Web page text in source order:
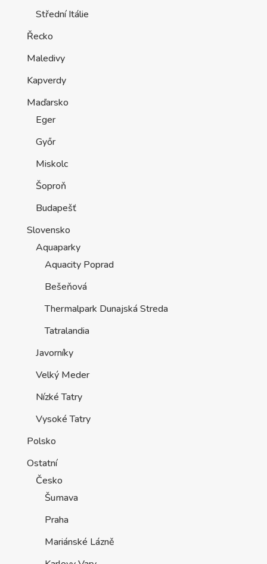
Střední Itálie
Řecko
Maledivy
Kapverdy
Maďarsko
Eger
Győr
Miskolc
Šoproň
Budapešť
Slovensko
Aquaparky
Aquacity Poprad
Bešeňová
Thermalpark Dunajská Streda
Tatralandia
Javorníky
Velký Meder
Nízké Tatry
Vysoké Tatry
Polsko
Ostatní
Česko
Šumava
Praha
Mariánské Lázně